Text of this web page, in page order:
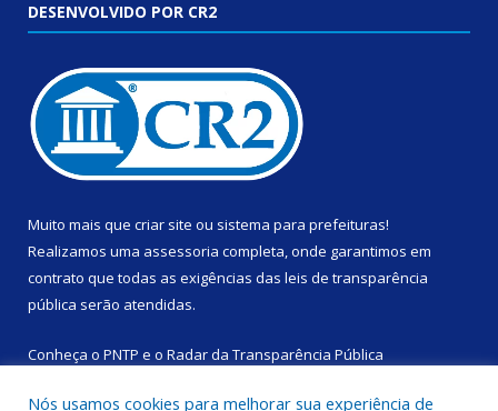
DESENVOLVIDO POR CR2
Muito mais que criar site ou sistema para prefeituras!
Realizamos uma assessoria completa, onde garantimos em
contrato que todas as exigências das leis de transparência
pública serão atendidas.
Conheça o PNTP e o Radar da Transparência Pública
Nós usamos cookies para melhorar sua experiência de